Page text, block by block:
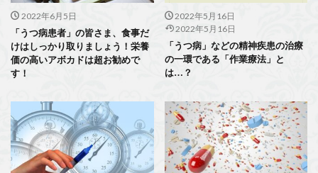
2022年6月5日
「うつ病患者」の皆さま、食事だ
けはしっかり取りましょう！栄養
価の高いアボカドは超お勧めで
す！
2022年5月16日
2022年5月16日
「うつ病」などの精神疾患の治療
の一環である「作業療法」と
は…？